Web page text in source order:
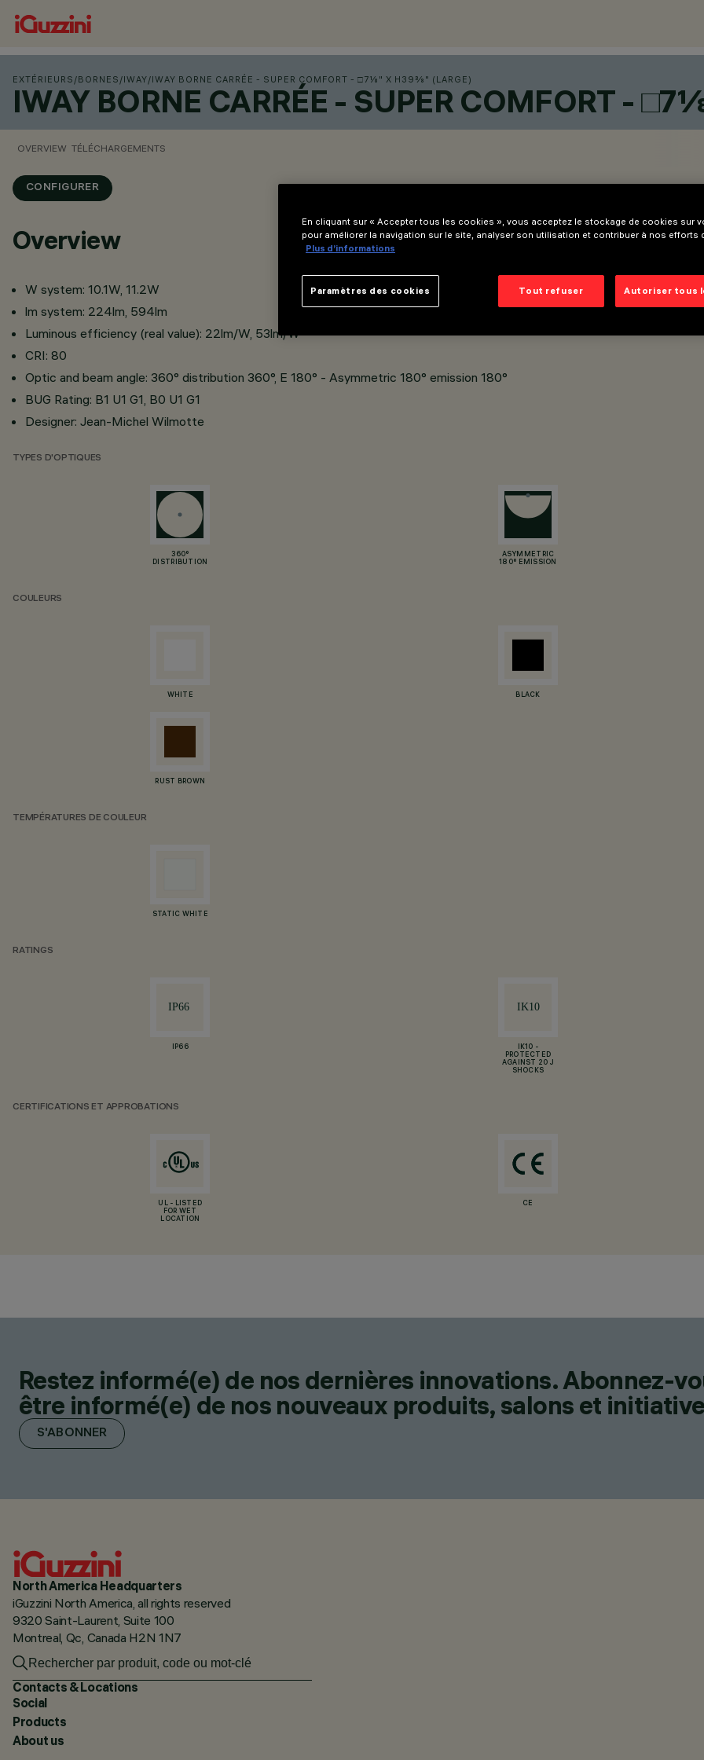
EXTÉRIEURS /BORNES /IWAY/IWAY BORNE CARRÉE - SUPER COMFORT - □7⅛" X H39⅜" (LARGE)
IWAY BORNE CARRÉE - SUPER COMFORT -
OVERVIEW TÉLÉCHARGEMENTS
CONFIGURER
Overview
W system: 10.1W, 11.2W
lm system: 224lm, 594lm
Luminous efficiency (real value): 22lm/W, 53lm/W
CRI: 80
Optic and beam angle: 360° distribution 360°, E 180° - Asymmetric 180° emission 180°
BUG Rating: B1 U1 G1, B0 U1 G1
Designer: Jean-Michel Wilmotte
TYPES D'OPTIQUES
360°
DISTRIBUTION
ASYMMETRIC
180° EMISSION
COULEURS
WHITE BLACK
RUST BROWN
TEMPÉRATURES DE COULEUR
STATIC WHITE
RATINGS
IP66
IK10 -
PROTECTED
AGAINST 20 J
SHOCKS
CERTIFICATIONS ET APPROBATIONS
UL - LISTED
FOR WET
LOCATION
CE
Restez informé(e) de nos dernières innovations. Abonnez-
être informé(e) de nos nouveaux produits, salons et
S'ABONNER
North America Headquarters
iGuzzini North America, all rights reserved
9320 Saint-Laurent, Suite 100
Montreal, Qc, Canada H2N 1N7
Contacts & Locations
Social
Products
About us
En cliquant sur « Accepter tous les cookies », vous acceptez le stockage de cookies sur
pour améliorer la navigation sur le site, analyser son utilisation et contribuer à nos efforts
Plus d’informations
Tout refuser Autoriser tous
Paramètres des cookies